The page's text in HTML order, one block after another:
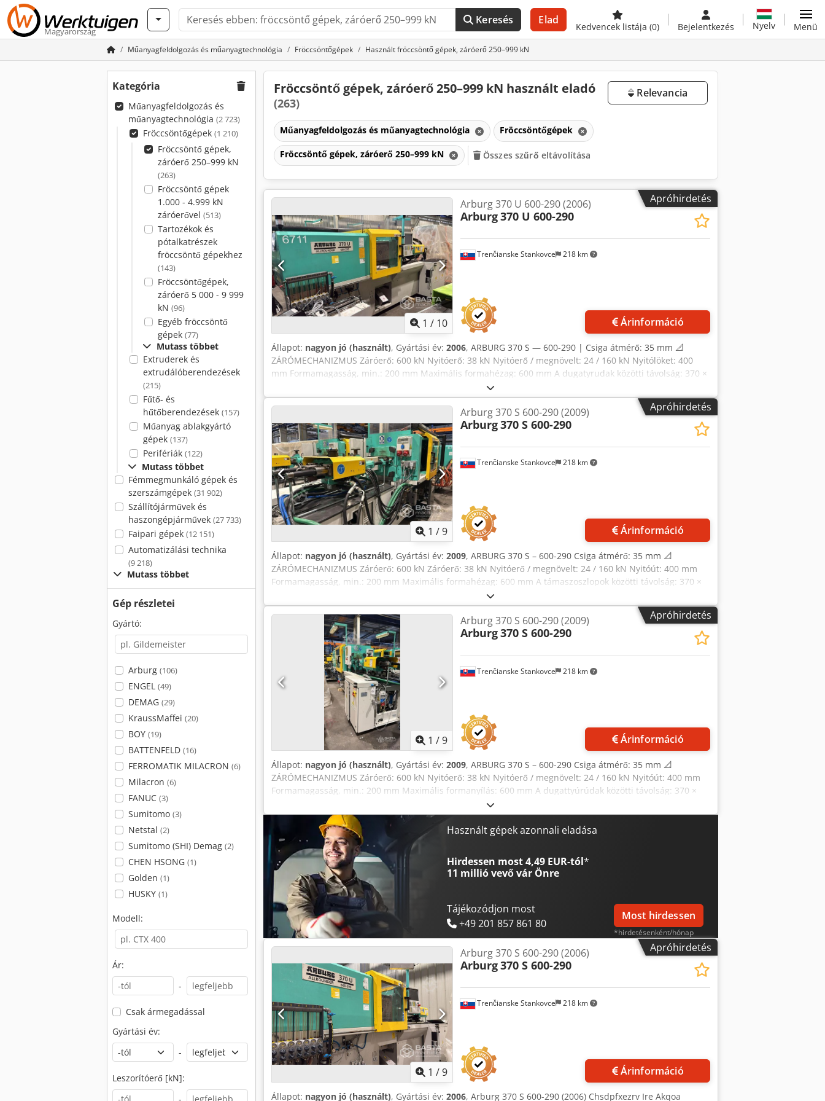
Magyarország
Keresés Elad
Kedvencek listája (0) Bejelentkezés Nyelv Menü
Műanyagfeldolgozás és műanyagtechnológia Fröccsöntőgépek Használt fröccsöntő gépek, záróerő 250–999 kN
Kategória
Műanyagfeldolgozás és
műanyagtechnológia (2 723)
Fröccsöntőgépek (1 210)
Fröccsöntő gépek,
záróerő 250–999 kN
(263)
Fröccsöntő gépek
1.000 - 4.999 kN
záróerővel (513)
Tartozékok és
pótalkatrészek
fröccsöntő gépekhez
(143)
Fröccsöntőgépek,
záróerő 5 000 - 9 999
kN (96)
Egyéb fröccsöntő
gépek (77)
Mutass többet
Extruderek és
extrudálóberendezések
(215)
Fűtő- és
hűtőberendezések (157)
Műanyag ablakgyártó
gépek (137)
Perifériák (122)
Mutass többet
Fémmegmunkáló gépek és
szerszámgépek (31 902)
Szállítójárművek és
haszongépjárművek (27 733)
Faipari gépek (12 151)
Automatizálási technika
(9 218)
Mutass többet
Gép részletei
Gyártó:
Arburg (106)
ENGEL (49)
DEMAG (29)
KraussMaffei (20)
BOY (19)
BATTENFELD (16)
FERROMATIK MILACRON (6)
Milacron (6)
FANUC (3)
Sumitomo (3)
Netstal (2)
Sumitomo (SHI) Demag (2)
CHEN HSONG (1)
Golden (1)
HUSKY (1)
Modell:
Ár:
-
Csak ármegadással
Gyártási év:
-
Leszorítóerő [kN]:
Fröccsöntő gépek, záróerő 250–999 kN használt eladó
(263)
Relevancia
Műanyagfeldolgozás és műanyagtechnológia Fröccsöntőgépek
Fröccsöntő gépek, záróerő 250–999 kN Összes szűrő eltávolítása
Apróhirdetés
1 / 10
Trenčianske Stankovce 218 km
Arburg 370 U 600-290 (2006)
Arburg370 U 600-290
Árinformáció
Állapot: nagyon jó (használt), Gyártási év: 2006, ARBURG 370 S — 600-290 | Csiga átmérő: 35 mm 📐
ZÁRÓMECHANIZMUS Záróerő: 600 kN Nyitóerő: 38 kN Nyitóerő / megnövelt: 24 / 160 kN Nyitólöket: 400
mm Formamagasság, min.: 200 mm Maximális formahézag: 600 mm A dugatyrudak közötti távolság: 370 ×
370 mm Lemezméret: 510 × 510 mm A mozgó formaféldarab súlya: 360 kg Kikészítőerő: 125 kN Kikészítő
löket: 125 mm ⚙️ HIDRAULIKA Meghajtási teljesítmény: 15 kW Teljes csatlakoztatott teljesítmény: 23,9 kW
💉 FRÖCCSÖNTŐ EGYSÉG — átmérő 35 mm Maximális csigalöket: 150 mm Hatékony csiga hossz L/D: 20
Maximális fröccsöntési térfogat: 132 cm³ Maximális löket súlya: 20,5 g PS Maximális anyagátfolyás: 10,5
kg/h PS Maximális fröccsöntési nyomás: 2000 bar Maximális fröccsöntési áramlás: 140 cm³/s Fröccsöntési
áramlás akkumulátorral: 430 cm³/s Maximális ellennyomás: 350 / 200 bar Maximális csiga fordulatszám:
54 m/min Maximális csiga nyomaték: 380 Nm Fúvókanyomó erő: 60 kN Fúvóka behúzó löket: 240 mm
Fűtőzónák / teljesítmény: 4 zóna / 5,8 kW Chsdpezrwz Tjfx Akqea Fúvókafűtés: 0,6 kW Tartály térfogata: 50 l
📦 MÉRETEK ÉS SÚLY Olajkapacitás: 135 l Nettó súly: 3.300 kg Áramcsatlakozás: 80 A
Apróhirdetés
1 /9
Trenčianske Stankovce 218 km
Arburg 370 S 600-290 (2009)
Arburg370 S 600-290
Árinformáció
Állapot: nagyon jó (használt), Gyártási év: 2009, ARBURG 370 S – 600-290 Csiga átmérő: 35 mm 📐
ZÁRÓMECHANIZMUS Záróerő: 600 kN Záróerő: 38 kN Nyitóerő / megnövelt: 24 / 160 kN Nyitóút: 400 mm
Formamagasság, min.: 200 mm Maximális formahézag: 600 mm A támaszoszlopok közötti távolság: 370 ×
370 mm Lemezméret: 510 × 510 mm A mozgó formaféligység súlya: 360 kg Kilökőerő: 125 kN Chsdpfszrv
Tzjx Akqsa Kilökőút: 125 mm ⚙️ HIDRAULIKA Meghajtóteljesítmény: 15 kW Teljes csatlakoztatási
teljesítmény: 23,9 kW 💉 FRÖCCSÖNTŐ EGYSÉG – átmérő: 35 mm Maximális csigaút: 150 mm Hatásos csiga
hossza L/D: 20 Maximális fröccsöntési térfogat: 132 cm³ Maximális fröccsöntési súly: 20,5 g PS Maximális
anyagátfolyás: 10,5 kg/óra PS Maximális fröccsöntési nyomás: 2000 bar Maximális fröccsöntési áramlás:
140 cm³/s Fröccsöntési áramlás akkumulátorral: 430 cm³/s Maximális ellennyomás: 350 / 200 bar
Maximális csigafordulatszám: 54 m/perc Maximális csiganyomaték: 380 Nm Fúvóka rászorító ereje: 60 kN
Fúvóka behúzási útja: 240 mm Fűtési zónák / teljesítmény: 4 zóna / 5,8 kW Fúvóka fűtése: 0,6 kW Tartály
űrtartalma: 50 l 📦 MÉRETEK ÉS SÚLY Olajkapacitás: 135 l Nettó súly: 3300 kg Áramcsatlakozás: 80 A
Apróhirdetés
1 /9
Trenčianske Stankovce 218 km
Arburg 370 S 600-290 (2009)
Arburg370 S 600-290
Árinformáció
Állapot: nagyon jó (használt), Gyártási év: 2009, ARBURG 370 S – 600-290 Csiga átmérő: 35 mm 📐
ZÁRÓMECHANIZMUS Záróerő: 600 kN Nyitóerő: 38 kN Nyitóerő / megnövelt: 24 / 160 kN Nyitóút: 400 mm
Formamagasság, min.: 200 mm Maximális formanyílás: 600 mm A dugattyúrúdak közötti távolság: 370 ×
370 mm Lemezméret: 510 × 510 mm A mozgó formaféldarab súlya: 360 kg Cjdpszrv N Nefx Akqsha
Kilökőerő: 125 kN Kilökőút: 125 mm ⚙️ HIDRAULIKA Meghajtóteljesítmény: 15 kW Teljes csatlakozási
teljesítmény: 23,9 kW 💉 FRÖCCSÖNTŐ EGYSÉG – átmérő 35 mm Maximális csigaút: 150 mm Hatékony
csigahossz L/D: 20 Maximális fröccsöntési térfogat: 132 cm³ Maximális adagolt anyagmennyiség: 20,5 g PS
Maximális anyagáramlás: 10,5 kg/h PS Maximális fröccsöntési nyomás: 2000 bar Maximális fröccsöntési
áramlás: 140 cm³/s Fröccsöntési áramlás akkumulátorral: 430 cm³/s Maximális ellennyomás: 350 / 200 bar
Maximális csigarekesztség: 54 m/min Maximális csigatork: 380 Nm Fúvókanyomóerő: 60 kN Fúvóka
behúzási útja: 240 mm Fűtési zónák / teljesítmény: 4 zóna / 5,8 kW Fúvókafűtés: 0,6 kW Tartálytérfogat: 50 l
📦 MÉRETEK ÉS SÚLY Olajkapacitás: 135 l Nettó súly: 3300 kg Áramcsatlakozás: 80 A
Használt gépek azonnali eladása
Hirdessen most 4,49 EUR-tól*
11 millió vevővár Önre
Tájékozódjon most
+49 201 857 861 80
Most hirdessen
*hirdetésenként/hónap
Apróhirdetés
1 /9
Trenčianske Stankovce 218 km
Arburg 370 S 600-290 (2006)
Arburg370 S 600-290
Árinformáció
Állapot: nagyon jó (használt), Gyártási év: 2006, Arburg 370 S 600-290 (2006) Chsdpfxezrv Ire Akqoa